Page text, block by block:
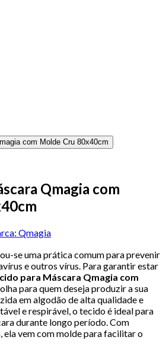
Qmagia com
Qmagia
se uma prática comum para prevenir
e outros vírus. Para garantir estar
para Máscara Qmagia com
para quem deseja produzir a sua
em algodão de alta qualidade e
e respirável, o tecido é ideal para
durante longo período. Com
ela vem com molde para facilitar o